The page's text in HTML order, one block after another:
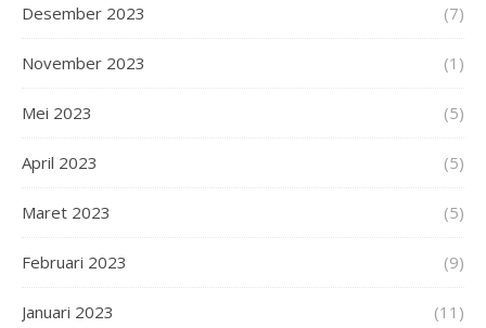
Desember 2023 (7)
November 2023 (1)
Mei 2023 (5)
April 2023 (5)
Maret 2023 (5)
Februari 2023 (9)
Januari 2023 (11)